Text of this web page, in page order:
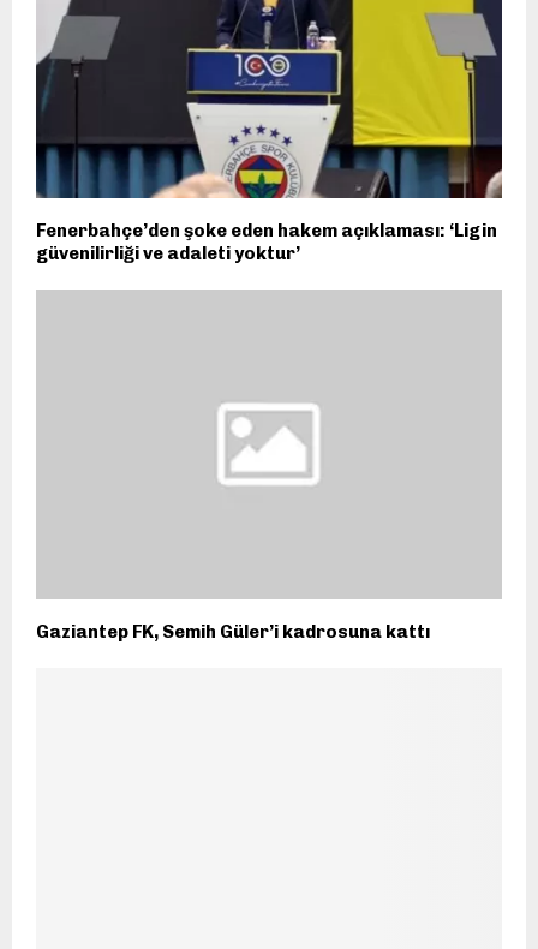
Fenerbahçe’den şoke eden hakem açıklaması: ‘Ligin
güvenilirliği ve adaleti yoktur’
Gaziantep FK, Semih Güler’i kadrosuna kattı